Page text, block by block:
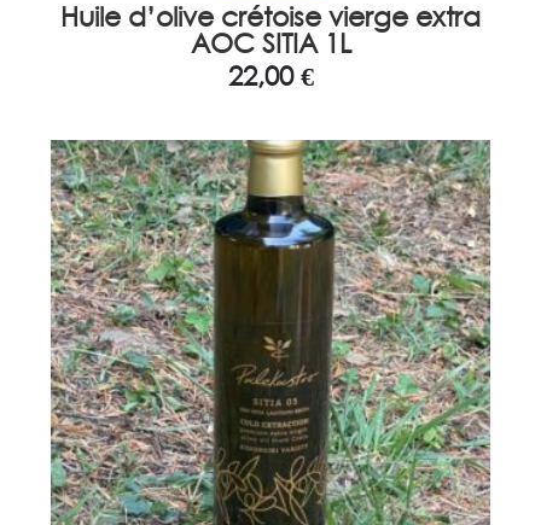
Huile d’olive crétoise vierge extra
AOC SITIA 1L
22,00€